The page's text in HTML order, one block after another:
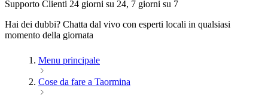
Supporto Clienti 24 giorni su 24, 7 giorni su 7
Hai dei dubbi? Chatta dal vivo con esperti locali in qualsiasi
momento della giornata
Menu principale
Cose da fare a Taormina